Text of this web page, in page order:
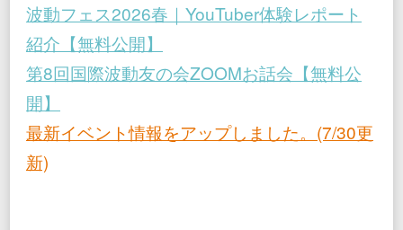
波動フェス2026春｜YouTuber体験レポート
紹介【無料公開】
第8回国際波動友の会ZOOMお話会【無料公
開】
最新イベント情報をアップしました。(7/30更
新)